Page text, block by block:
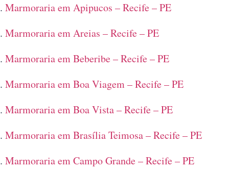
Marmoraria em Apipucos – Recife – PE
Marmoraria em Areias – Recife – PE
Marmoraria em Beberibe – Recife – PE
Marmoraria em Boa Viagem – Recife – PE
Marmoraria em Boa Vista – Recife – PE
Marmoraria em Brasília Teimosa – Recife – PE
Marmoraria em Campo Grande – Recife – PE